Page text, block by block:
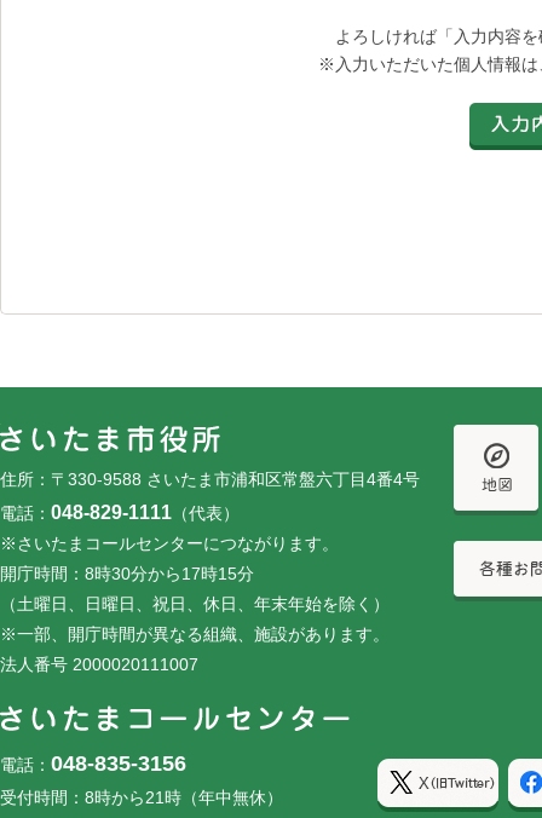
よろしければ「入力内容
※入力いただいた個人情報
住所：〒330-9588 さいたま市浦和区常盤六丁目4番4号
電話： 048-829-1111 （代表）
※さいたまコールセンターにつながります。
開庁時間：8時30分から17時15分
（土曜日、日曜日、祝日、休日、年末年始を除く）
※一部、開庁時間が異なる組織、施設があります。
法人番号 2000020111007
電話： 048-835-3156
受付時間：8時から21時（年中無休）